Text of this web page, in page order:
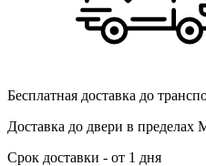
Бесплатная доставка до
Доставка до двери в пределах
Срок доставки - от 1 дня